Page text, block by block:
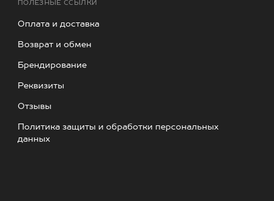
ПОЛЕЗНЫЕ ССЫЛКИ
Оплата и доставка
Возврат и обмен
Брендирование
Реквизиты
Отзывы
Политика защиты и обработки персональных
данных